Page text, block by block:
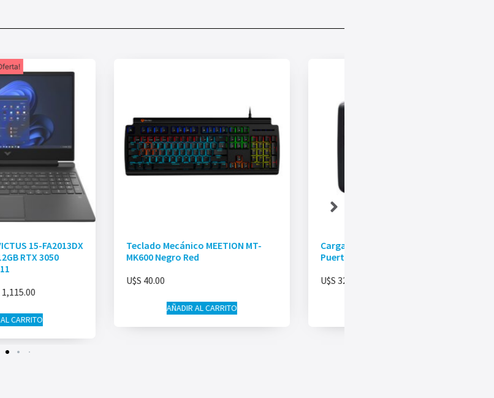
15-FA2013DX
RTX 3050
1,115.00
CARRITO
Teclado Mecánico MEETION MT-
MK600 Negro Red
U$S 40.00
AÑADIR AL CARRITO
Cargador USB De Pared AUKEY – 2
Puertos – 4.8A
U$S 32.40